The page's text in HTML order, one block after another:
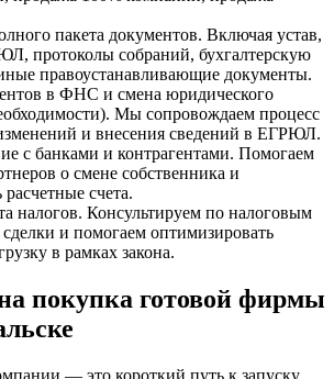
пакета документов. Включая устав,
протоколы собраний, бухгалтерскую
правоустанавливающие документы.
в ФНС и смена юридического
Мы сопровождаем процесс
и внесения сведений в ЕГРЮЛ.
с банками и контрагентами. Помогаем
о смене собственника и
счета.
налогов. Консультируем по налоговым
и помогаем оптимизировать
в рамках закона.
покупка готовой фирмы